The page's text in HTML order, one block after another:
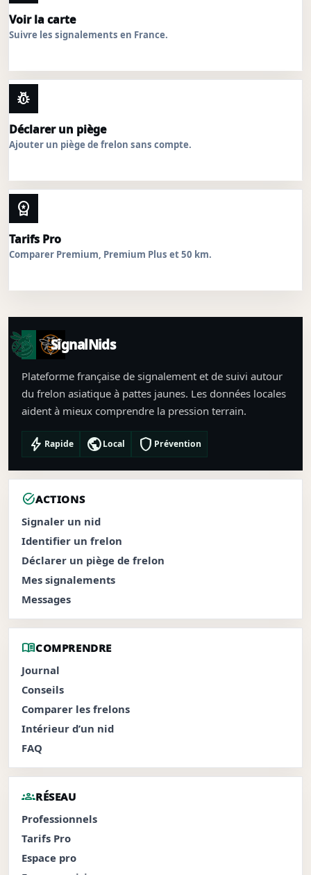
Voir la carte
Suivre les signalements en France.
pest_control
Déclarer un piège
Ajouter un piège de frelon sans compte.
workspace_premium
Tarifs Pro
Comparer Premium, Premium Plus et 50 km.
SignalNids
Plateforme française de signalement et de suivi autour
du frelon asiatique à pattes jaunes. Les données locales
aident à mieux comprendre la pression terrain.
bolt Rapide publicLocal shield Prévention
task_altACTIONS
Signaler un nid
Identifier un frelon
Déclarer un piège de frelon
Mes signalements
Messages
menu_bookCOMPRENDRE
Journal
Conseils
Comparer les frelons
Intérieur d’un nid
FAQ
groupsRÉSEAU
Professionnels
Tarifs Pro
Espace pro